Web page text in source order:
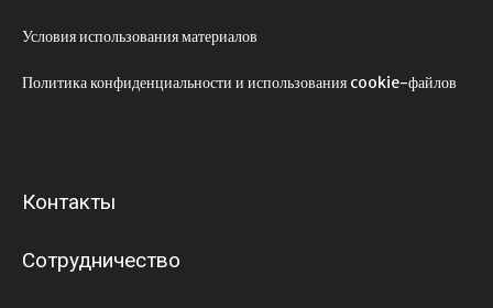
Условия использования материалов
Политика конфиденциальности и использования cookie-файлов
Контакты
Сотрудничество